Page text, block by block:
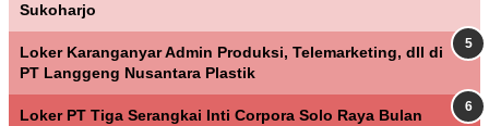
Sukoharjo
Loker Karanganyar Admin Produksi, Telemarketing, dll di
PT Langgeng Nusantara Plastik
Loker PT Tiga Serangkai Inti Corpora Solo Raya Bulan